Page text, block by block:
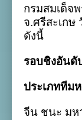
กรมสมเด็จ
จ.ศรีสะเก
ดังนี้
รอบชิงอันดั
ประเภททีม
จีน ชนะ มห